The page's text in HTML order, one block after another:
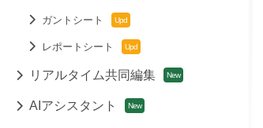
ガントシート
レポートシート
リアルタイム共同編集
AIアシスタント